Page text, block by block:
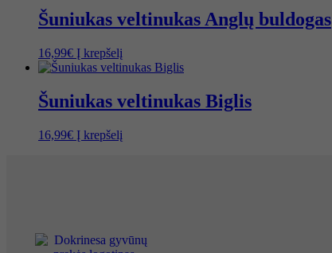
Šuniukas veltinukas Anglų buldogas
16,99€ Į krepšelį
Šuniukas veltinukas Biglis
16,99€ Į krepšelį